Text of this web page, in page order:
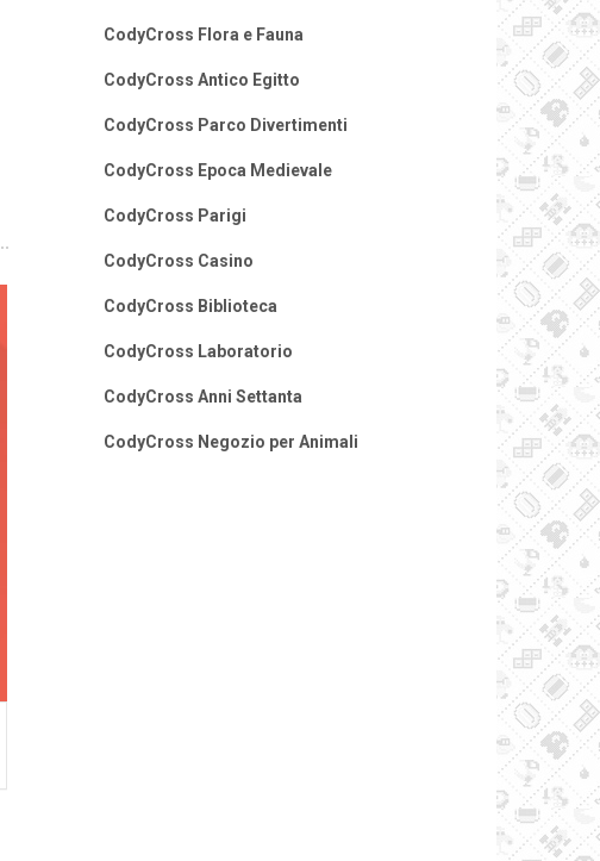
CodyCross Flora e Fauna
CodyCross Antico Egitto
CodyCross Parco Divertimenti
CodyCross Epoca Medievale
CodyCross Parigi
CodyCross Casino
CodyCross Biblioteca
CodyCross Laboratorio
CodyCross Anni Settanta
CodyCross Negozio per Animali